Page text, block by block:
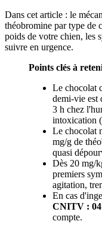
Dans cet article : le
théobromine par type de
poids de votre chien, les
suivre en urgence.
Points clés à
Le chocolat
demi-vie est
3 h chez
intoxication (
Le chocolat
mg/g de
quasi
Dès 20 mg/
premiers
agitation,
En cas
CNITV : 04
compte.